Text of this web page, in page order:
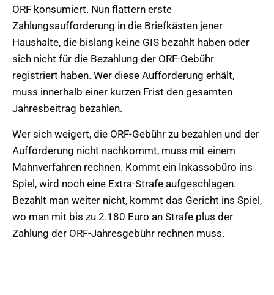
ORF konsumiert. Nun flattern erste
Zahlungsaufforderung in die Briefkästen jener
Haushalte, die bislang keine GIS bezahlt haben oder
sich nicht für die Bezahlung der ORF-Gebühr
registriert haben. Wer diese Aufforderung erhält,
muss innerhalb einer kurzen Frist den gesamten
Jahresbeitrag bezahlen.
Wer sich weigert, die ORF-Gebühr zu bezahlen und der
Aufforderung nicht nachkommt, muss mit einem
Mahnverfahren rechnen. Kommt ein Inkassobüro ins
Spiel, wird noch eine Extra-Strafe aufgeschlagen.
Bezahlt man weiter nicht, kommt das Gericht ins Spiel,
wo man mit bis zu 2.180 Euro an Strafe plus der
Zahlung der ORF-Jahresgebühr rechnen muss.